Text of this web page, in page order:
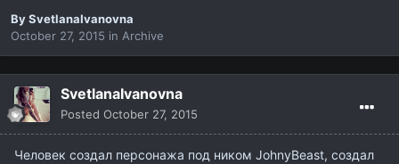
BySvetlanaIvanovna
October 27, 2015 in Archive
SvetlanaIvanovna
Posted October 27, 2015
Человек создал персонажа под ником JohnyBeast, создал